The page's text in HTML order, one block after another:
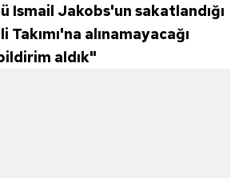
Ismail Jakobs'un sakatlandığı
Takımı'na alınamayacağı
aldık"